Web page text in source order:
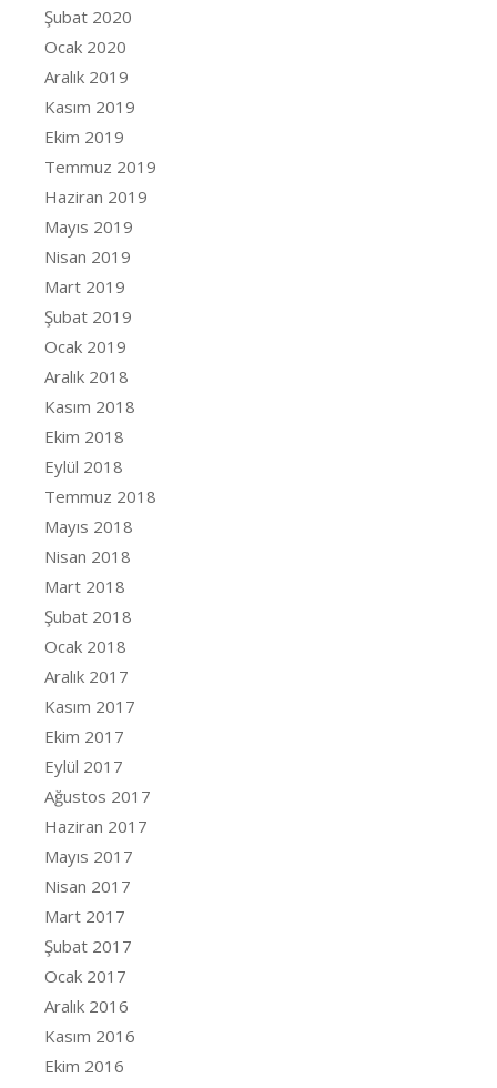
Şubat 2020
Ocak 2020
Aralık 2019
Kasım 2019
Ekim 2019
Temmuz 2019
Haziran 2019
Mayıs 2019
Nisan 2019
Mart 2019
Şubat 2019
Ocak 2019
Aralık 2018
Kasım 2018
Ekim 2018
Eylül 2018
Temmuz 2018
Mayıs 2018
Nisan 2018
Mart 2018
Şubat 2018
Ocak 2018
Aralık 2017
Kasım 2017
Ekim 2017
Eylül 2017
Ağustos 2017
Haziran 2017
Mayıs 2017
Nisan 2017
Mart 2017
Şubat 2017
Ocak 2017
Aralık 2016
Kasım 2016
Ekim 2016